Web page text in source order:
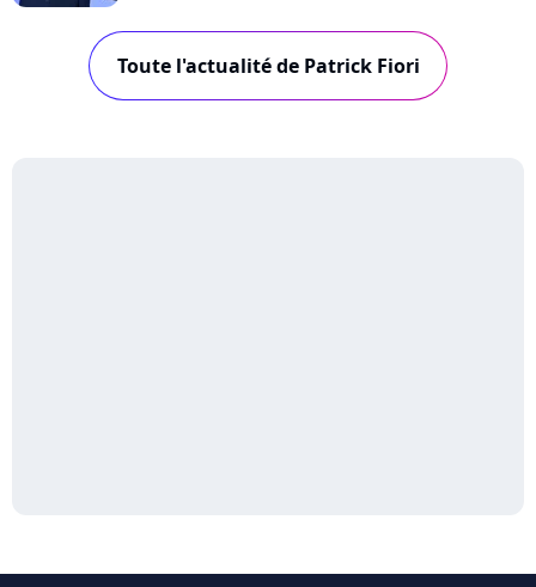
Toute l'actualité de Patrick Fiori